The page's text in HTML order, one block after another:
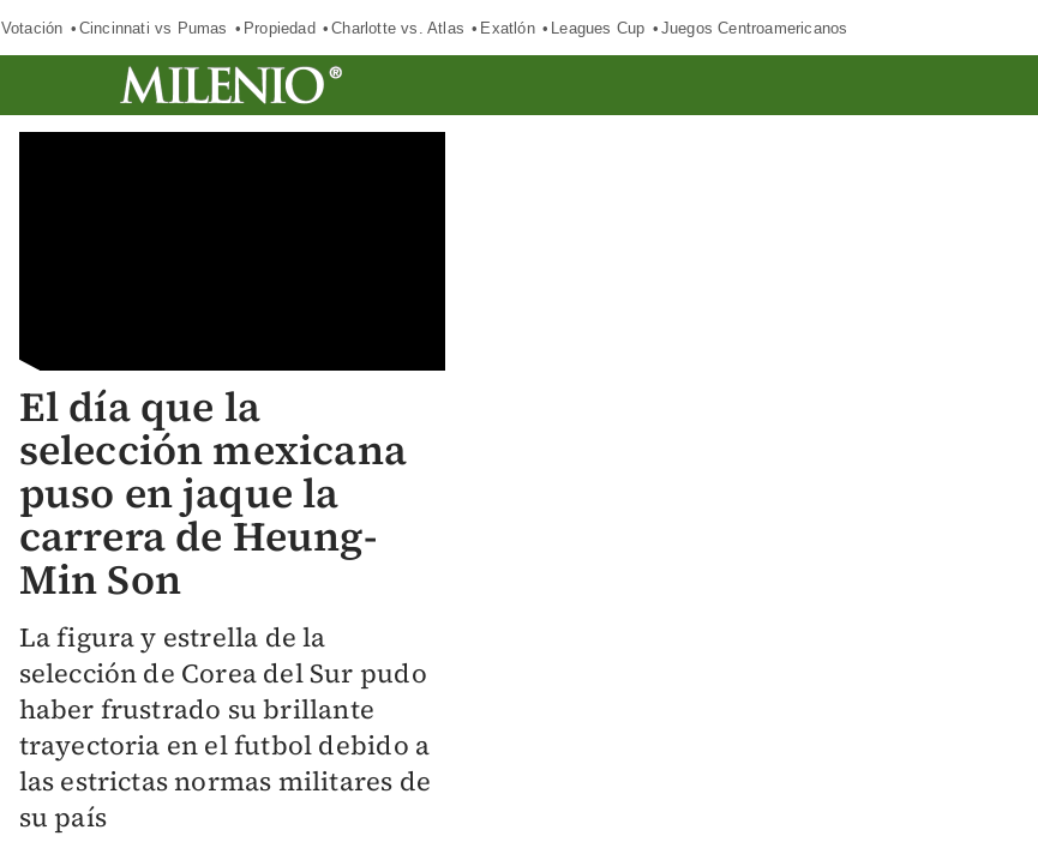
Votación Cincinnati vs Pumas Propiedad Charlotte vs. Atlas Exatlón Leagues Cup Juegos Centroamericanos
El día que la
selección mexicana
puso en jaque la
carrera de Heung-
Min Son
La figura y estrella de la
selección de Corea del Sur pudo
haber frustrado su brillante
trayectoria en el futbol debido a
las estrictas normas militares de
su país